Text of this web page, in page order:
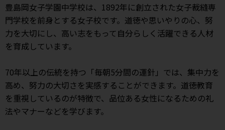
豊島岡女子学園中学校は、1892年に創立された女子裁縫専
門学校を前身とする女子校です。道徳や思いやりの心、努
力を大切にし、高い志をもって自分らしく活躍できる人材
を育成しています。
70年以上の伝統を持つ「毎朝5分間の運針」では、集中力を
高め、努力の大切さを実感することができます。道徳教育
を重視しているのが特徴で、品位ある女性になるための礼
法やマナーなどを学びます。